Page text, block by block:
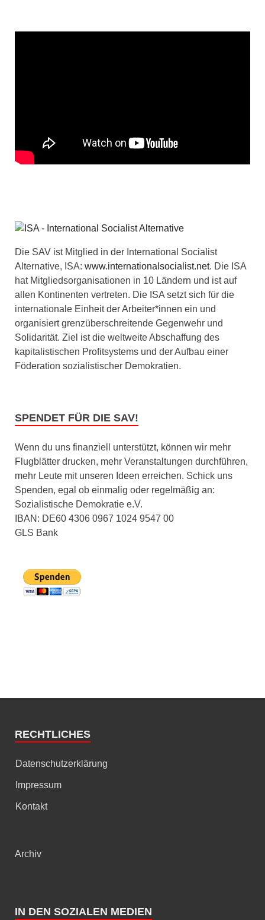
Die SAV ist Mitglied in der International Socialist
Alternative, ISA: www.internationalsocialist.net. Die ISA
hat Mitgliedsorganisationen in 10 Ländern und ist auf
allen Kontinenten vertreten. Die ISA setzt sich für die
internationale Einheit der Arbeiter*innen ein und
organisiert grenzüberschreitende Gegenwehr und
Solidarität. Ziel ist die weltweite Abschaffung des
kapitalistischen Profitsystems und der Aufbau einer
Föderation sozialistischer Demokratien.
SPENDET FÜR DIE SAV!
Wenn du uns finanziell unterstützt, können wir mehr
Flugblätter drucken, mehr Veranstaltungen durchführen,
mehr Leute mit unseren Ideen erreichen. Schick uns
Spenden, egal ob einmalig oder regelmäßig an:
Sozialistische Demokratie e.V.
IBAN: DE60 4306 0967 1024 9547 00
GLS Bank
RECHTLICHES
Datenschutzerklärung
Impressum
Kontakt
Archiv
IN DEN SOZIALEN MEDIEN